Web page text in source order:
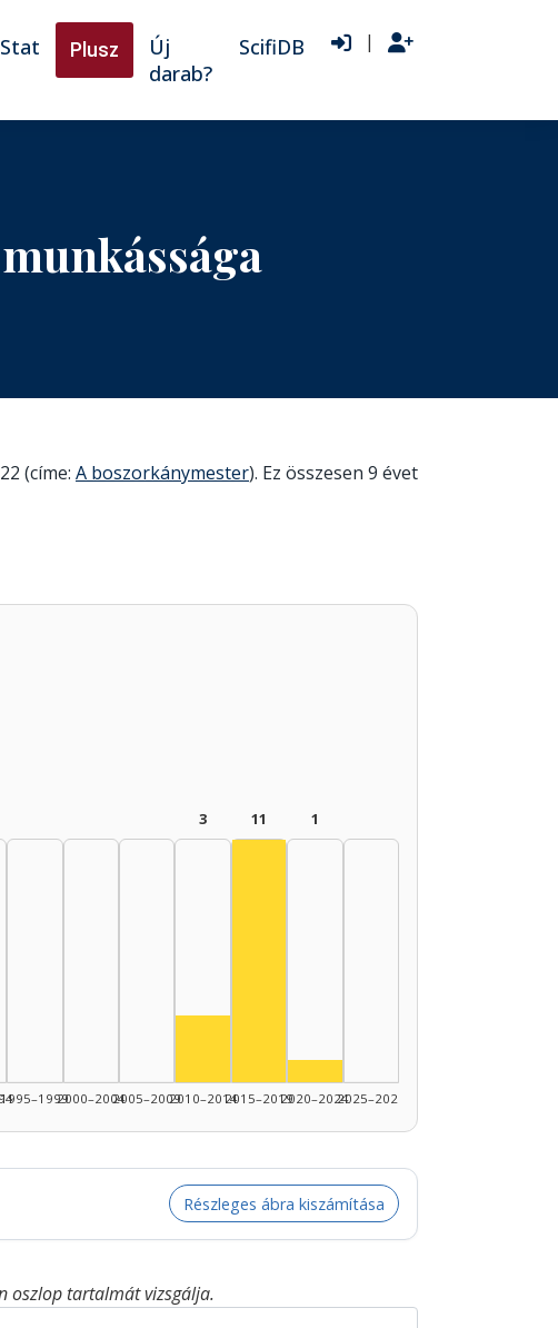
Stat Plusz
Új
darab?
ScifiDB |
(címe: A boszorkánymester). Ez összesen 9 évet
1995–19992000–20042005–2009
3
Színész, 2010–2014: 3
2010–2014
11
2015–2019
1
Színész, 2020–2024: 1
2020–20242025–2026
Részleges ábra kiszámítása
oszlop tartalmát vizsgálja.